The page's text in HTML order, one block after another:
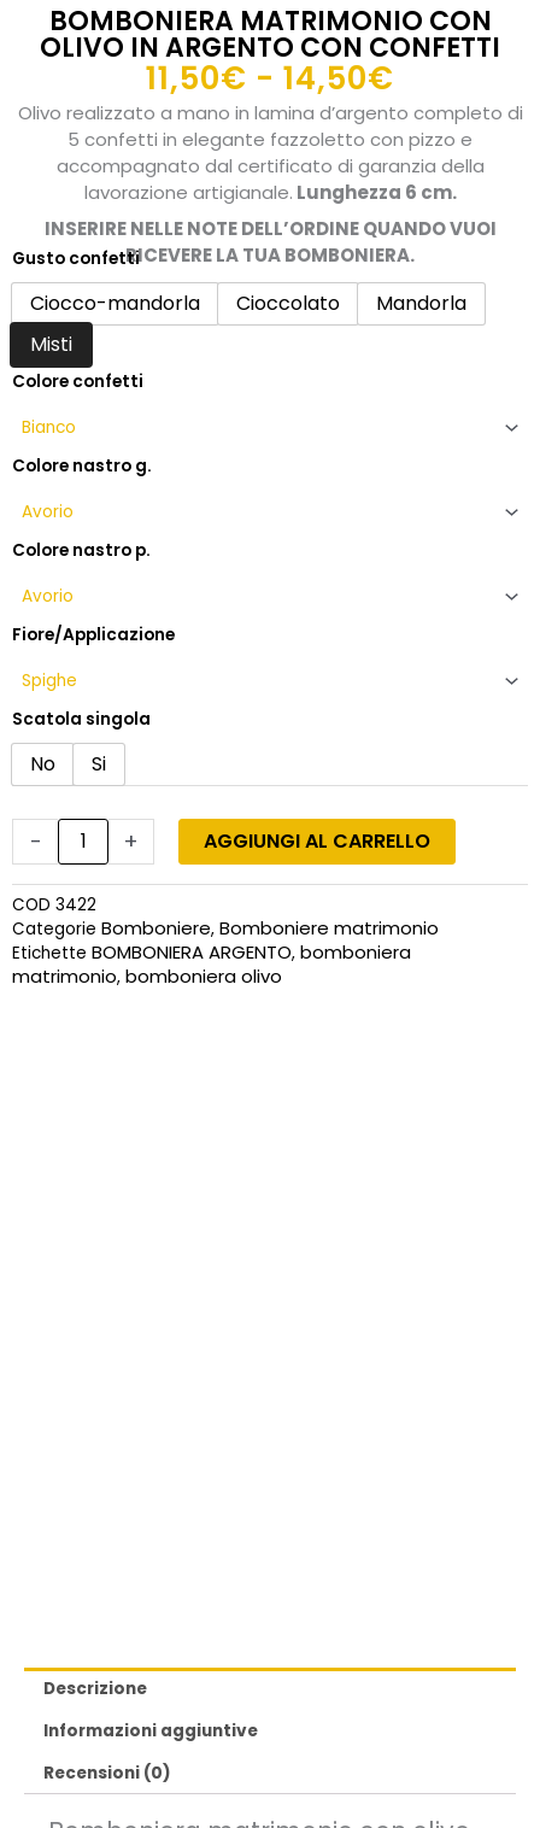
BOMBONIERA MATRIMONIO CON
OLIVO IN ARGENTO CON CONFETTI
11,50€ - 14,50€
di
prezzo:
da
11,50€
a
14,50€
Olivo realizzato a mano in lamina d’argento completo di
5 confetti in elegante fazzoletto con pizzo e
accompagnato dal certificato di garanzia della
lavorazione artigianale. Lunghezza 6 cm.
INSERIRE NELLE NOTE DELL’ORDINE QUANDO VUOI
RICEVERE LA TUA BOMBONIERA.
Gusto confetti
Ciocco-mandorla Cioccolato
Mandorla
Misti
Colore confetti
Colore nastro g.
Colore nastro p.
Fiore/Applicazione
Scatola singola
No Si
-
Bomboniera
matrimonio
con
olivo
in
con
quantità
+ AGGIUNGI AL CARRELLO
COD 3422
Categorie Bomboniere, Bomboniere matrimonio
Etichette BOMBONIERA ARGENTO, bomboniera
matrimonio, bomboniera olivo
Descrizione
Informazioni aggiuntive
Recensioni (0)